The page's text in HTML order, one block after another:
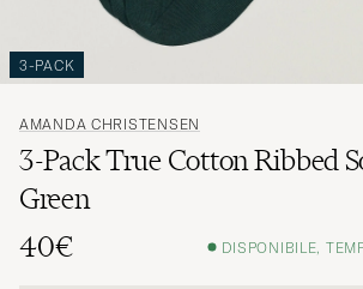
3-PACK
AMANDA CHRISTENSEN
3-Pack True Cotton Ribbed
Green
40€
DISPONIBILE,